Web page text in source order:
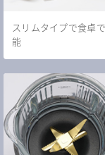
スリムタイプで食卓
能